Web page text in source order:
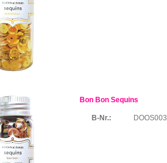
Bon Bon Sequins
B-Nr.: DOOS003